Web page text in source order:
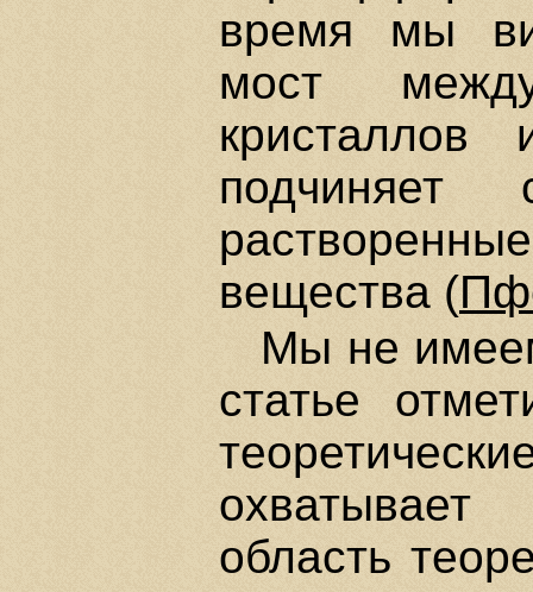
время мы
мост
вещества (
Мы не
статье
область